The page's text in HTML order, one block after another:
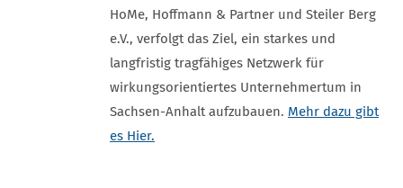
HoMe, Hoffmann & Partner und Steiler Berg
e.V., verfolgt das Ziel, ein starkes und
langfristig tragfähiges Netzwerk für
wirkungsorientiertes Unternehmertum in
Sachsen-Anhalt aufzubauen. Mehr dazu gibt
es Hier.